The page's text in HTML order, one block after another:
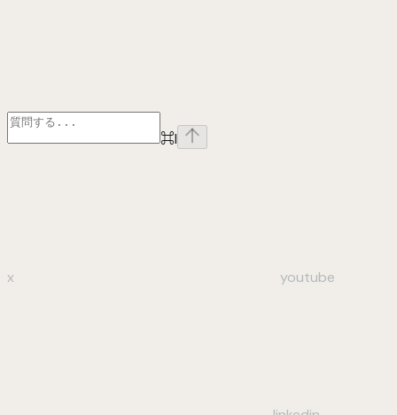
⌘I
x youtube